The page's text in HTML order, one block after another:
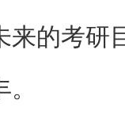
来的考研